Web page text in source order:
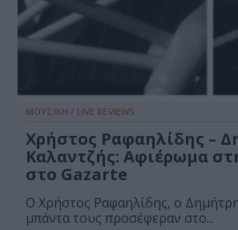
ΜΟΥΣΙΚΗ / LIVE REVIEWS
Χρήστος Ραφαηλίδης –
Καλαντζής: Αφιέρωμα
στο Gazarte
Ο Χρήστος Ραφαηλίδης, ο
μπάντα τους προσέφεραν στο...